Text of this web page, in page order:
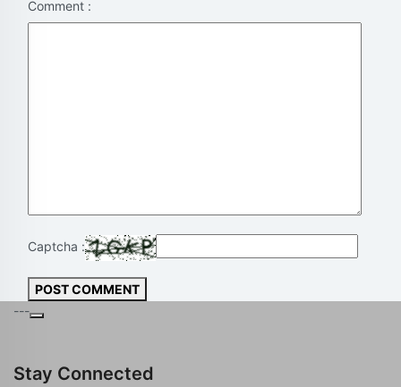
Comment :
Captcha :
POST COMMENT
---
Stay Connected